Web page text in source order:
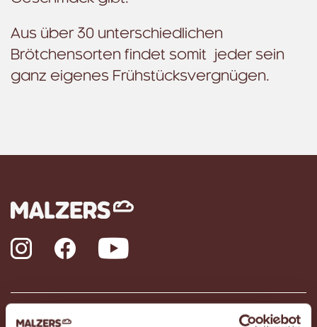
Aus über 30 unterschiedlichen
Brötchensorten findet somit jeder sein
ganz eigenes Frühstücksvergnügen.
InstagramFacebook YouTube